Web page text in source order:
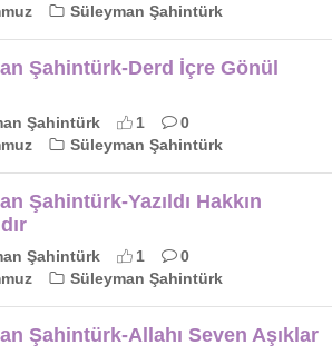
Süleyman Şahintürk
Şahintürk-Derd İçre Gönül
Şahintürk 1
0
Süleyman Şahintürk
Şahintürk-Yazıldı Hakkın
Şahintürk 1
0
Süleyman Şahintürk
Şahintürk-Allahı Seven Aşıklar